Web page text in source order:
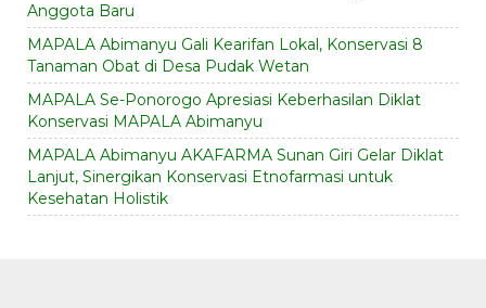
Anggota Baru
MAPALA Abimanyu Gali Kearifan Lokal, Konservasi 8
Tanaman Obat di Desa Pudak Wetan
MAPALA Se-Ponorogo Apresiasi Keberhasilan Diklat
Konservasi MAPALA Abimanyu
MAPALA Abimanyu AKAFARMA Sunan Giri Gelar Diklat
Lanjut, Sinergikan Konservasi Etnofarmasi untuk
Kesehatan Holistik